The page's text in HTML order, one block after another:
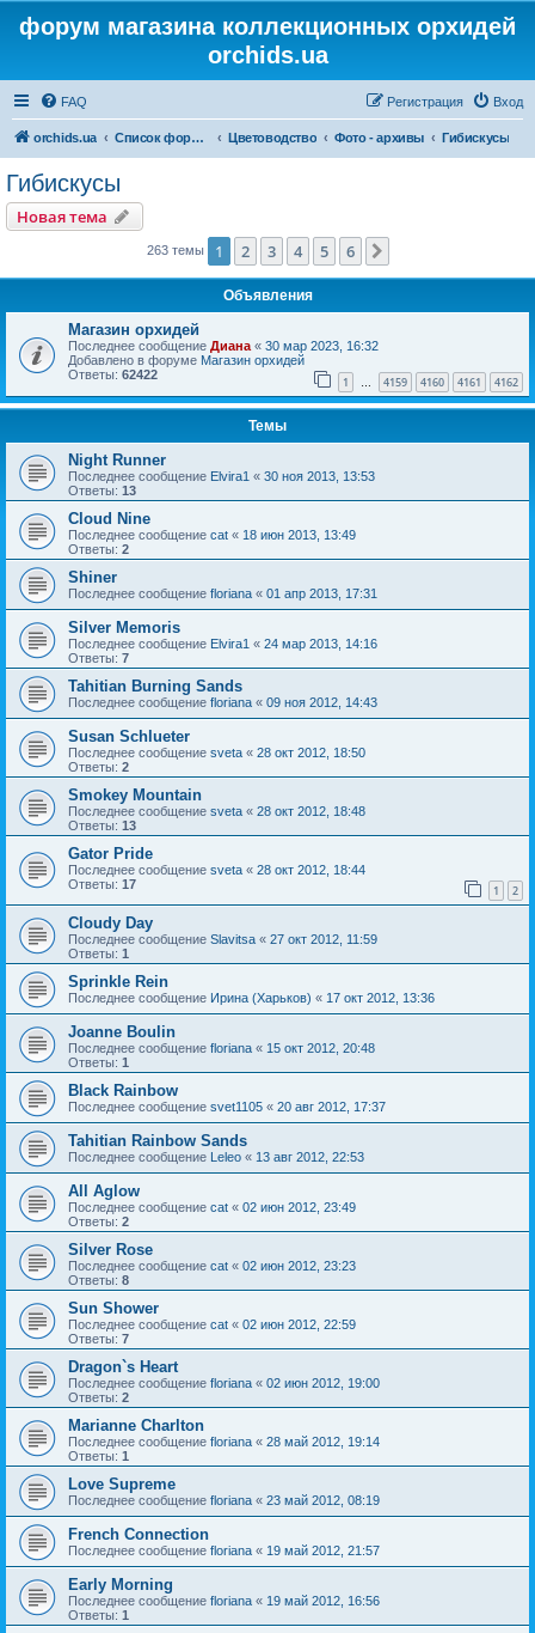
форум магазина коллекционных орхидей
orchids.ua
FAQ Вход
Регистрация
orchids.ua Список форумов Цветоводство Фото - архивы Гибискусы
Гибискусы
Новая тема
263 темы 1 2 3 4 5 6
Объявления
Магазин орхидей
Последнее сообщение Диана « 30 мар 2023, 16:32
Добавлено в форуме Магазин орхидей
Ответы: 62422 1 … 4159 4160 4161 4162
Темы
Night Runner
Последнее сообщение Elvira1 « 30 ноя 2013, 13:53
Ответы: 13
Cloud Nine
Последнее сообщение cat « 18 июн 2013, 13:49
Ответы: 2
Shiner
Последнее сообщение floriana « 01 апр 2013, 17:31
Silver Memoris
Последнее сообщение Elvira1 « 24 мар 2013, 14:16
Ответы: 7
Tahitian Burning Sands
Последнее сообщение floriana « 09 ноя 2012, 14:43
Susan Schlueter
Последнее сообщение sveta « 28 окт 2012, 18:50
Ответы: 2
Smokey Mountain
Последнее сообщение sveta « 28 окт 2012, 18:48
Ответы: 13
Gator Pride
Последнее сообщение sveta « 28 окт 2012, 18:44
Ответы: 17 1 2
Cloudy Day
Последнее сообщение Slavitsa « 27 окт 2012, 11:59
Ответы: 1
Sprinkle Rein
Последнее сообщение Ирина (Харьков) « 17 окт 2012, 13:36
Joanne Boulin
Последнее сообщение floriana « 15 окт 2012, 20:48
Ответы: 1
Black Rainbow
Последнее сообщение svet1105 « 20 авг 2012, 17:37
Tahitian Rainbow Sands
Последнее сообщение Leleo « 13 авг 2012, 22:53
All Aglow
Последнее сообщение cat « 02 июн 2012, 23:49
Ответы: 2
Silver Rose
Последнее сообщение cat « 02 июн 2012, 23:23
Ответы: 8
Sun Shower
Последнее сообщение cat « 02 июн 2012, 22:59
Ответы: 7
Dragon`s Heart
Последнее сообщение floriana « 02 июн 2012, 19:00
Ответы: 2
Marianne Charlton
Последнее сообщение floriana « 28 май 2012, 19:14
Ответы: 1
Love Supreme
Последнее сообщение floriana « 23 май 2012, 08:19
French Connection
Последнее сообщение floriana « 19 май 2012, 21:57
Early Morning
Последнее сообщение floriana « 19 май 2012, 16:56
Ответы: 1